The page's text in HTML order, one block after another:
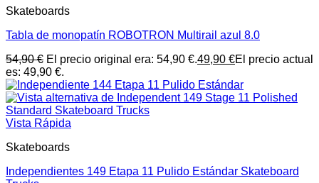
Skateboards
Tabla de monopatín ROBOTRON Multirail azul 8.0
54,90€ El precio original era: 54,90 €.49,90 €El precio actual
es: 49,90 €.
Vista Rápida
Skateboards
Independientes 149 Etapa 11 Pulido Estándar Skateboard